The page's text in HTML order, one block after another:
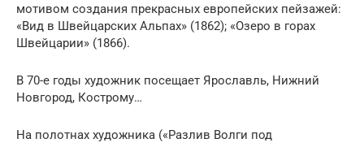
мотивом создания прекрасных европейских пейзажей:
«Вид в Швейцарских Альпах» (1862); «Озеро в горах
Швейцарии» (1866).
В 70-е годы художник посещает Ярославль, Нижний
Новгород, Кострому…
На полотнах художника («Разлив Волги под